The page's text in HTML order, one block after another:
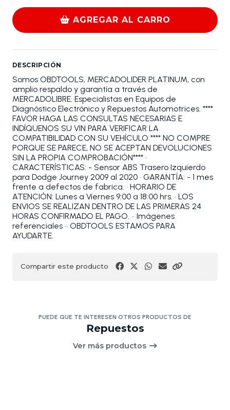
AGREGAR AL CARRO
DESCRIPCIÓN
Somos OBDTOOLS, MERCADOLIDER PLATINUM, con
amplio respaldo y garantía a través de
MERCADOLIBRE. Especialistas en Equipos de
Diagnóstico Electrónico y Repuestos Automotrices. ****
FAVOR HAGA LAS CONSULTAS NECESARIAS E
INDÍQUENOS SU VIN PARA VERIFICAR LA
COMPATIBILIDAD CON SU VEHÍCULO **** NO COMPRE
PORQUE SE PARECE, NO SE ACEPTAN DEVOLUCIONES
SIN LA PROPIA COMPROBACIÓN**** •
CARACTERÍSTICAS: - Sensor ABS Trasero Izquierdo
para Dodge Journey 2009 al 2020 • GARANTÍA: - 1 mes
frente a defectos de fabrica. • HORARIO DE
ATENCIÓN: Lunes a Viernes 9:00 a 18:00 hrs. • LOS
ENVIOS SE REALIZAN DENTRO DE LAS PRIMERAS 24
HORAS CONFIRMADO EL PAGO. •• Imágenes
referenciales •• OBDTOOLS ESTAMOS PARA
AYUDARTE.
Compartir este producto
PUEDE QUE TE INTERESEN OTROS PRODUCTOS DE
Repuestos
Ver más productos